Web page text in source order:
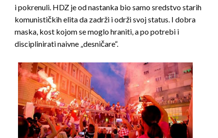
i pokrenuli. HDZ je od nastanka bio samo sredstvo starih
komunističkih elita da zadrži i održi svoj status. I dobra
maska, kost kojom se moglo hraniti, a po potrebi i
disciplinirati naivne „desničare“.